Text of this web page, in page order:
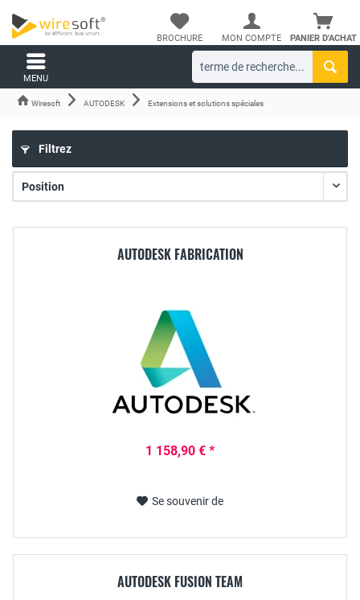
PANIER D'ACHAT
BROCHURE MON COMPTE
MENU
Wiresoft AUTODESK Extensions et solutions spéciales
Filtrez
AUTODESK FABRICATION
1 158,90 € *
Se souvenir de
AUTODESK FUSION TEAM